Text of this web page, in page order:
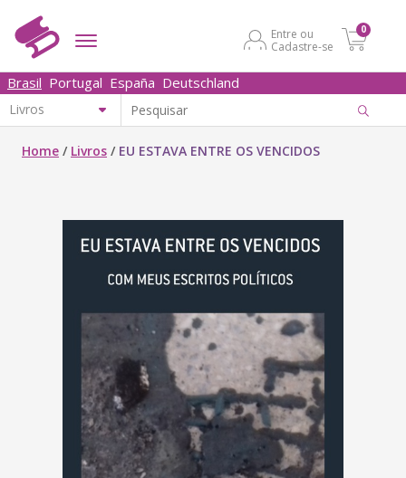
Entre ou
Cadastre-se
0
Brasil Portugal España Deutschland
Home / Livros / EU ESTAVA ENTRE OS VENCIDOS